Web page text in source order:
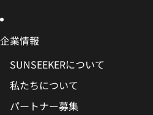
企業情報
SUNSEEKERについて
私たちについて
パートナー募集